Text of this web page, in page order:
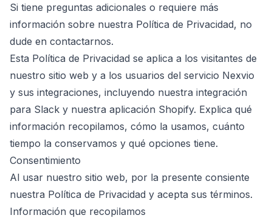
Si tiene preguntas adicionales o requiere más
información sobre nuestra Política de Privacidad, no
dude en contactarnos.
Esta Política de Privacidad se aplica a los visitantes de
nuestro sitio web y a los usuarios del servicio Nexvio
y sus integraciones, incluyendo nuestra integración
para Slack y nuestra aplicación Shopify. Explica qué
información recopilamos, cómo la usamos, cuánto
tiempo la conservamos y qué opciones tiene.
Consentimiento
Al usar nuestro sitio web, por la presente consiente
nuestra Política de Privacidad y acepta sus términos.
Información que recopilamos